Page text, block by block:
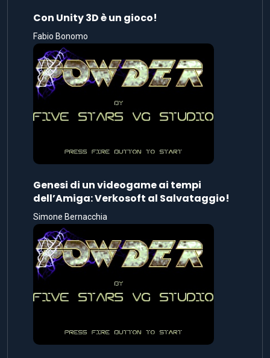
Con Unity 3D è un gioco!
Fabio Bonomo
Genesi di un videogame ai tempi
dell’Amiga: Verkosoft al Salvataggio!
Simone Bernacchia